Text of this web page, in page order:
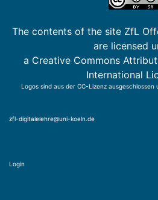
The contents of the site ZfL
are licensed
a Creative Commons
International
Logos sind aus der CC-Lizenz
zfl-digitalelehre@uni-koeln.de
Login